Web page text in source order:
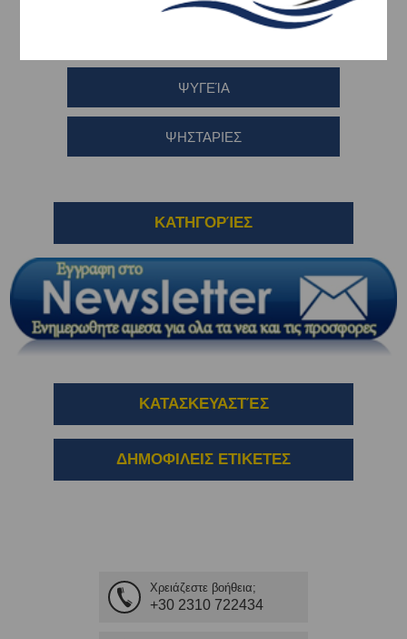
ΨΥΓΕΊΑ
ΨΗΣΤΑΡΙΕΣ
ΚΑΤΗΓΟΡΊΕΣ
ΚΑΤΑΣΚΕΥΑΣΤΈΣ
ΔΗΜΟΦΙΛΕΙΣ ΕΤΙΚΕΤΕΣ
Χρειάζεστε βοήθεια;
+30 2310 722434